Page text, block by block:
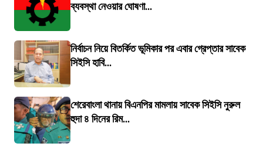
ব্যবস্থা নেওয়ার ঘোষণা...
নির্বাচন নিয়ে বিতর্কিত ভূমিকার পর এবার গ্রেপ্তার সাবেক
সিইসি হাবি...
শেরেবাংলা থানায় বিএনপির মামলায় সাবেক সিইসি নুরুল
হুদা ৪ দিনের রিম...